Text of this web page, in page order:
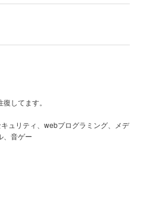
してます。
ュリティ、webプログラミング、メデ
、音ゲー